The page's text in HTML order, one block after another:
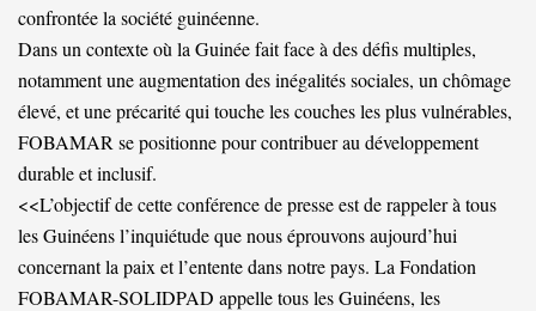
confrontée la société guinéenne.
Dans un contexte où la Guinée fait face à des défis multiples,
notamment une augmentation des inégalités sociales, un chômage
élevé, et une précarité qui touche les couches les plus vulnérables,
FOBAMAR se positionne pour contribuer au développement
durable et inclusif.
<<L’objectif de cette conférence de presse est de rappeler à tous
les Guinéens l’inquiétude que nous éprouvons aujourd’hui
concernant la paix et l’entente dans notre pays. La Fondation
FOBAMAR-SOLIDPAD appelle tous les Guinéens, les